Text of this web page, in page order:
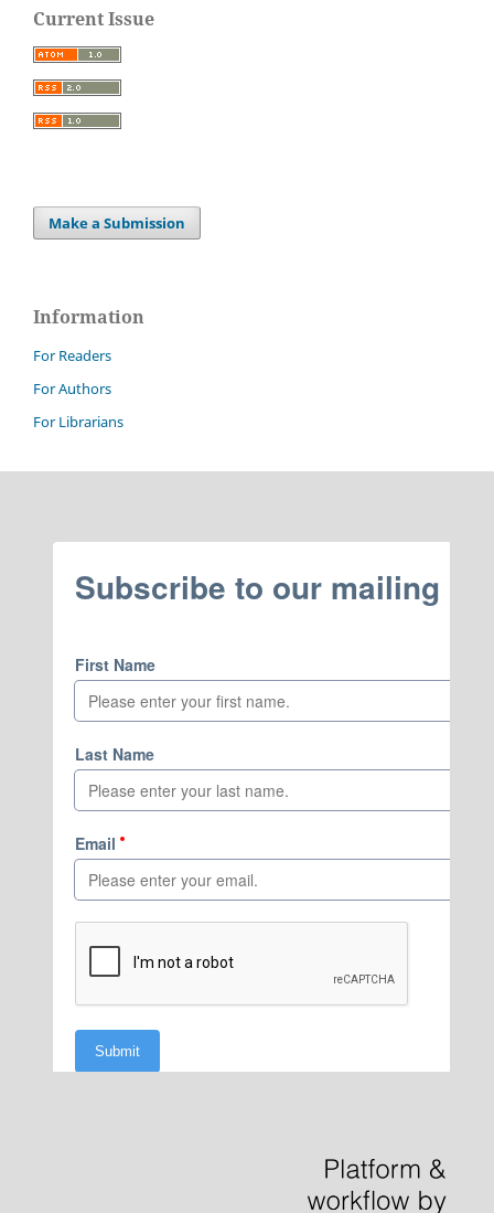
Current Issue
Make a Submission
Information
For Readers
For Authors
For Librarians